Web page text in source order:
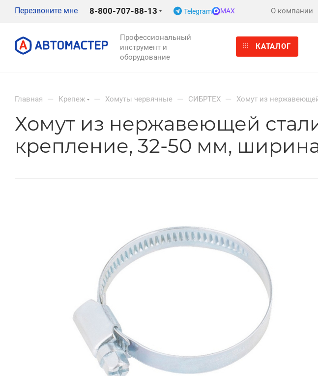
Перезвоните мне 8-800-707-88-13 Telegram MAX О компании
Профессиональный
инструмент и
оборудование
КАТАЛОГ
Главная — Крепеж — Хомуты червячные — СИБРТЕХ — Хомут из
Хомут из нержавеющей
крепление, 32-50 мм,